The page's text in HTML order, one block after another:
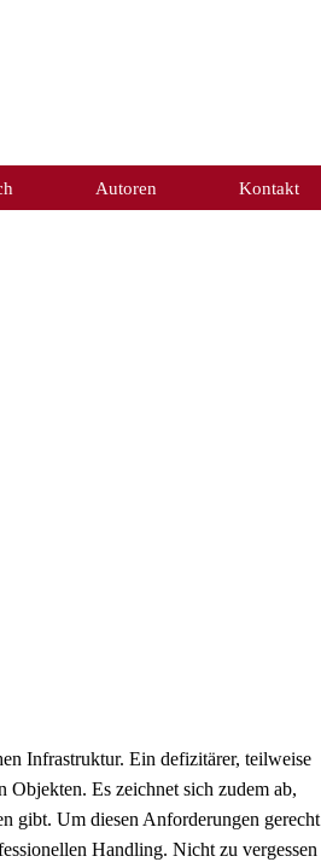
Autoren Kontakt
Infrastruktur. Ein defizitärer, teilweise
Es zeichnet sich zudem ab,
gibt. Um diesen Anforderungen gerecht
Handling. Nicht zu vergessen